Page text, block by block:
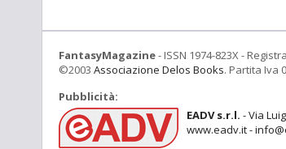
FantasyMagazine- ISSN 1974-823X -
©2003 Associazione Delos Books. Partita Iva
Pubblicità:
EADV s.r.l. - Via
www.eadv.it -